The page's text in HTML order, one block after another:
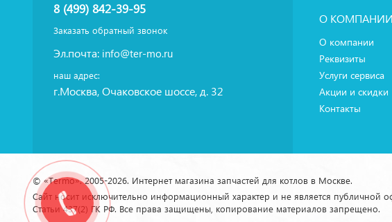
8 (499) 842-39-95
Заказать обратный звонок
Эл.почта: info@ter-mo.ru
наш адрес:
г.Москва, Очаковское шоссе, д. 32
О КОМПАНИИ
О компании
Реквизиты
Услуги сервиса
Акции и скидки
Контакты
© «Termo». 2005-2026. Интернет магазина запчастей для котлов в Москве.
Сайт носит исключительно информационный характер и не является публичной
Статьи 437(2) ГК РФ. Все права защищены, копирование материалов запрещено.